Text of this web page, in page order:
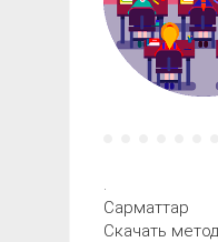
Сарматтар
Скачать